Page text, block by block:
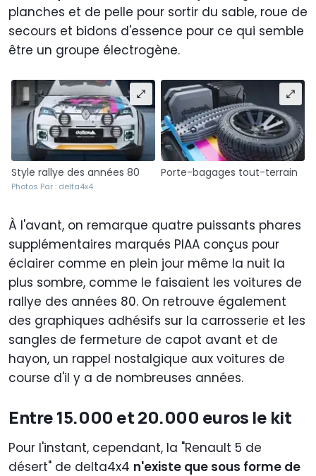
planches et de pelle pour sortir du sable, roue de
secours et bidons d'essence pour ce qui semble
être un groupe électrogène.
Style rallye des années 80
Photos Par : delta4x4
Porte-bagages tout-terrain
À l'avant, on remarque quatre puissants phares
supplémentaires marqués PIAA conçus pour
éclairer comme en plein jour même la nuit la
plus sombre, comme le faisaient les voitures de
rallye des années 80. On retrouve également
des graphiques adhésifs sur la carrosserie et les
sangles de fermeture de capot avant et de
hayon, un rappel nostalgique aux voitures de
course d'il y a de nombreuses années.
Entre 15.000 et 20.000 euros le kit
Pour l'instant, cependant, la "Renault 5 de
désert" de delta4x4 n'existe que sous forme de